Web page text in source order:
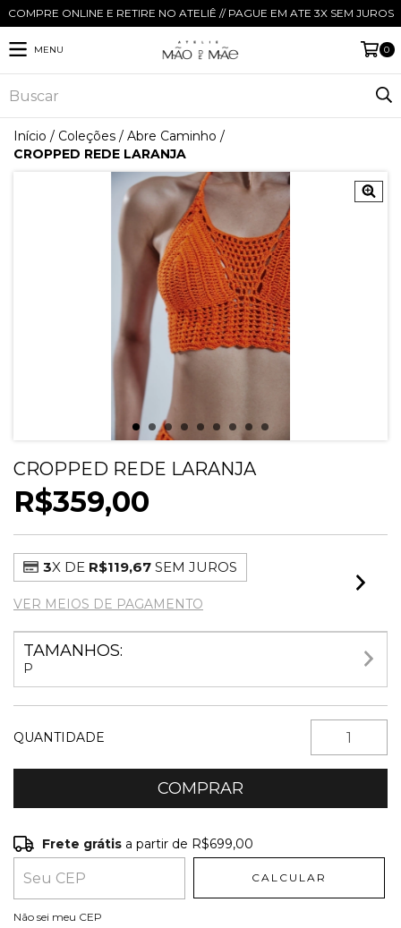
COMPRE ONLINE E RETIRE NO ATELIÊ // PAGUE EM ATE 3X SEM JUROS
MENU 0
Início / Coleções / Abre Caminho /
CROPPED REDE LARANJA
CROPPED REDE LARANJA
R$359,00
3X DE R$119,67SEM JUROS
VER MEIOS DE PAGAMENTO
TAMANHOS:
P
QUANTIDADE
Frete grátis R$699,00
Entregas para o CEP:
Frete grátis a partir de R$699,00
CALCULAR
Não sei meu CEP